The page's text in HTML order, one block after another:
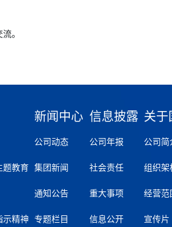
。
题教育
示精神
新闻中心
公司动态
集团新闻
通知公告
专题栏目
信息披露
公司年报
社会责任
重大事项
信息公开
关于
公司简
组织架
经营范
宣传片